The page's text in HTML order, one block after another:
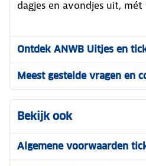
dagjes en avondjes uit, mét
Ontdek ANWB Uitjes en
Meest gestelde vragen en
Bekijk ook
Algemene voorwaarden